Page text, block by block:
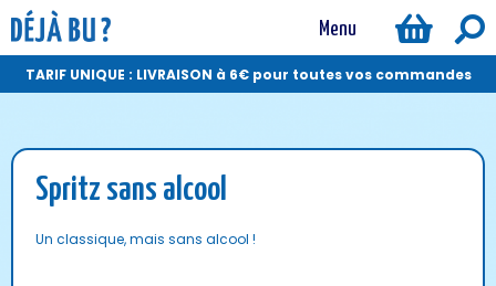
Menu
TARIF UNIQUE : LIVRAISON à 6€ pour toutes vos commandes
Spritz sans alcool
Un classique, mais sans alcool !